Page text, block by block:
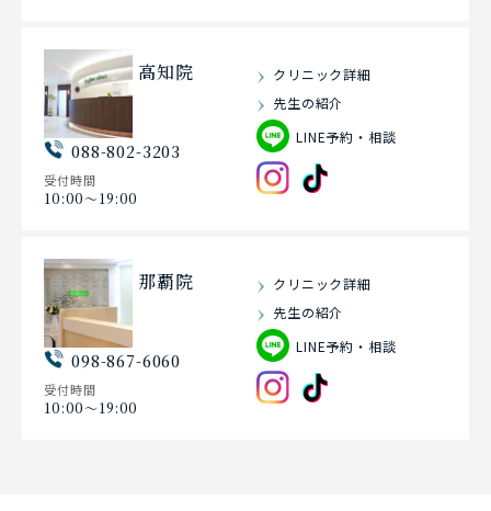
高知院
088-802-3203
受付時間
10:00〜19:00
クリニック詳細
先生の紹介
LINE予約・相談
那覇院
098-867-6060
受付時間
10:00〜19:00
クリニック詳細
先生の紹介
LINE予約・相談